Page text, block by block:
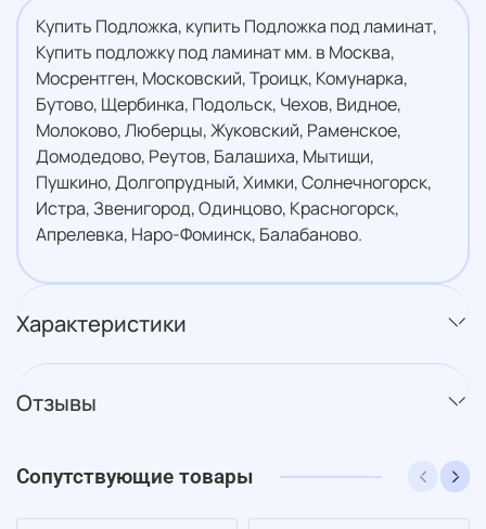
Купить Подложка, купить Подложка под ламинат,
Купить подложку под ламинат мм. в Москва,
Мосрентген, Московский, Троицк, Комунарка,
Бутово, Щербинка, Подольск, Чехов, Видное,
Молоково, Люберцы, Жуковский, Раменское,
Домодедово, Реутов, Балашиха, Мытищи,
Пушкино, Долгопрудный, Химки, Солнечногорск,
Истра, Звенигород, Одинцово, Красногорск,
Апрелевка, Наро-Фоминск, Балабаново.
Характеристики
Отзывы
Сопутствующие товары